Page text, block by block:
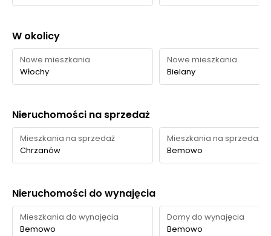
W okolicy
Nowe mieszkania
Włochy
Nowe mieszkania
Bielany
Nieruchomości na sprzedaż
Mieszkania na sprzedaż
Chrzanów
Mieszkania na sprzedaż
Bemowo
Nieruchomości do wynajęcia
Mieszkania do wynajęcia
Bemowo
Domy do wynajęcia
Bemowo